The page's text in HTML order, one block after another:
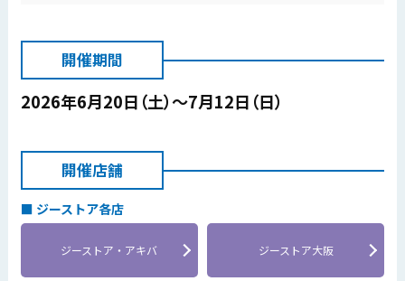
開催期間
2026年6月20日（土）～7月12日（日）
開催店舗
ジーストア各店
ジーストア・アキバ ジーストア大阪